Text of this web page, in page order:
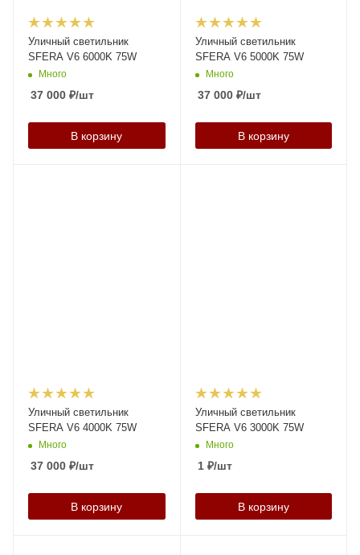
Уличный светильник
SFERA V6 6000K 75W
Много
37 000 ₽/шт
В корзину
Уличный светильник
SFERA V6 5000K 75W
Много
37 000₽/шт
В корзину
Уличный светильник
SFERA V6 4000K 75W
Много
37 000 ₽/шт
В корзину
Уличный светильник
SFERA V6 3000K 75W
Много
1₽/шт
В корзину